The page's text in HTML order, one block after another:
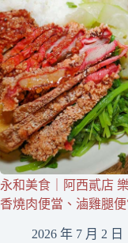
永和美食｜阿西貳店
香燒肉便當、滷雞腿
2026 年 7 月 2 日